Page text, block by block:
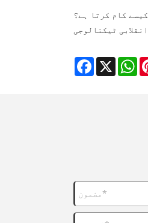
کام کرتا ہے؟
ٹیکنالوجی
Facebook
X